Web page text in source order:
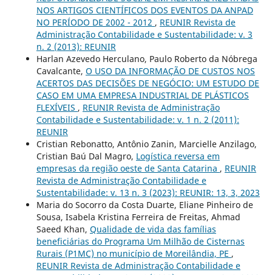
NOS ARTIGOS CIENTÍFICOS DOS EVENTOS DA ANPAD
NO PERÍODO DE 2002 - 2012 , REUNIR Revista de
Administração Contabilidade e Sustentabilidade: v. 3
n. 2 (2013): REUNIR
Harlan Azevedo Herculano, Paulo Roberto da Nóbrega
Cavalcante, O USO DA INFORMAÇÃO DE CUSTOS NOS
ACERTOS DAS DECISÕES DE NEGÓCIO: UM ESTUDO DE
CASO EM UMA EMPRESA INDUSTRIAL DE PLÁSTICOS
FLEXÍVEIS , REUNIR Revista de Administração
Contabilidade e Sustentabilidade: v. 1 n. 2 (2011):
REUNIR
Cristian Rebonatto, Antônio Zanin, Marcielle Anzilago,
Cristian Baú Dal Magro, Logística reversa em
empresas da região oeste de Santa Catarina , REUNIR
Revista de Administração Contabilidade e
Sustentabilidade: v. 13 n. 3 (2023): REUNIR: 13, 3, 2023
Maria do Socorro da Costa Duarte, Eliane Pinheiro de
Sousa, Isabela Kristina Ferreira de Freitas, Ahmad
Saeed Khan, Qualidade de vida das famílias
beneficiárias do Programa Um Milhão de Cisternas
Rurais (P1MC) no município de Moreilândia, PE ,
REUNIR Revista de Administração Contabilidade e